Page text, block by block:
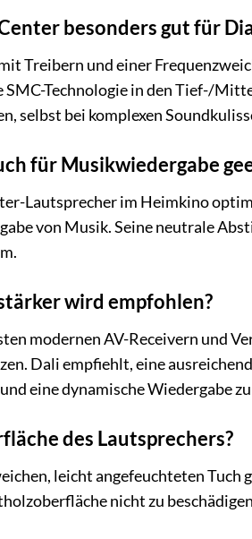
besonders gut für
Treibern und einer
Technologie in den Tief-/
selbst bei komplexen
für Musikwiedergabe
Lautsprecher im Heimkino
von Musik. Seine neutrale
wird empfohlen?
modernen AV-Receivern und
Dali empfiehlt, eine
eine dynamische Wiedergabe
des Lautsprechers?
leicht angefeuchteten Tuch
nicht zu